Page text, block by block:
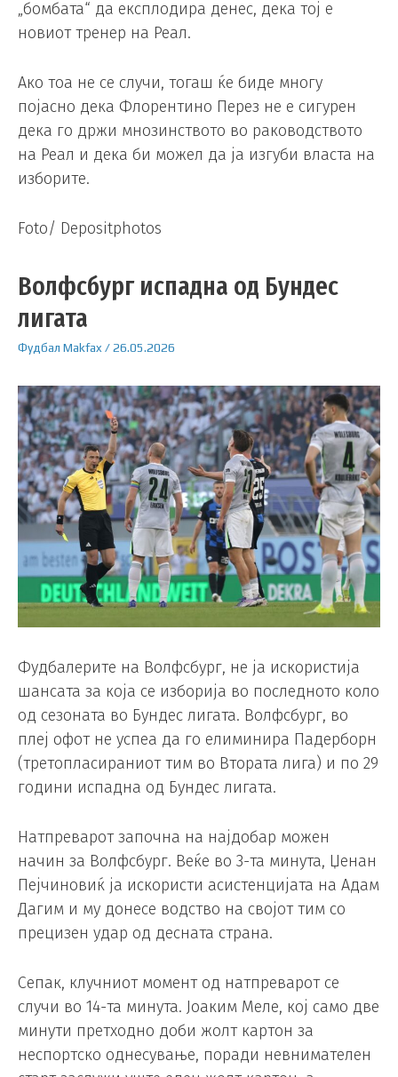
„бомбата“ да експлодира денес, дека тој е
новиот тренер на Реал.
Ако тоа не се случи, тогаш ќе биде многу
појасно дека Флорентино Перез не е сигурен
дека го држи мнозинството во раководството
на Реал и дека би можел да ја изгуби власта на
изборите.
Foto/ Depositphotos
Волфсбург испадна од Бундес
лигата
Фудбал Makfax /26.05.2026
Фудбалерите на Волфсбург, не ја искористија
шансата за која се изборија во последното коло
од сезоната во Бундес лигата. Волфсбург, во
плеј офот не успеа да го елиминира Падерборн
(третопласираниот тим во Втората лига) и по 29
години испадна од Бундес лигата.
Натпреварот започна на најдобар можен
начин за Волфсбург. Веќе во 3-та минута, Џенан
Пејчиновиќ ја искористи асистенцијата на Адам
Дагим и му донесе водство на својот тим со
прецизен удар од десната страна.
Сепак, клучниот момент од натпреварот се
случи во 14-та минута. Јоаким Меле, кој само две
минути претходно доби жолт картон за
неспортско однесување, поради невнимателен